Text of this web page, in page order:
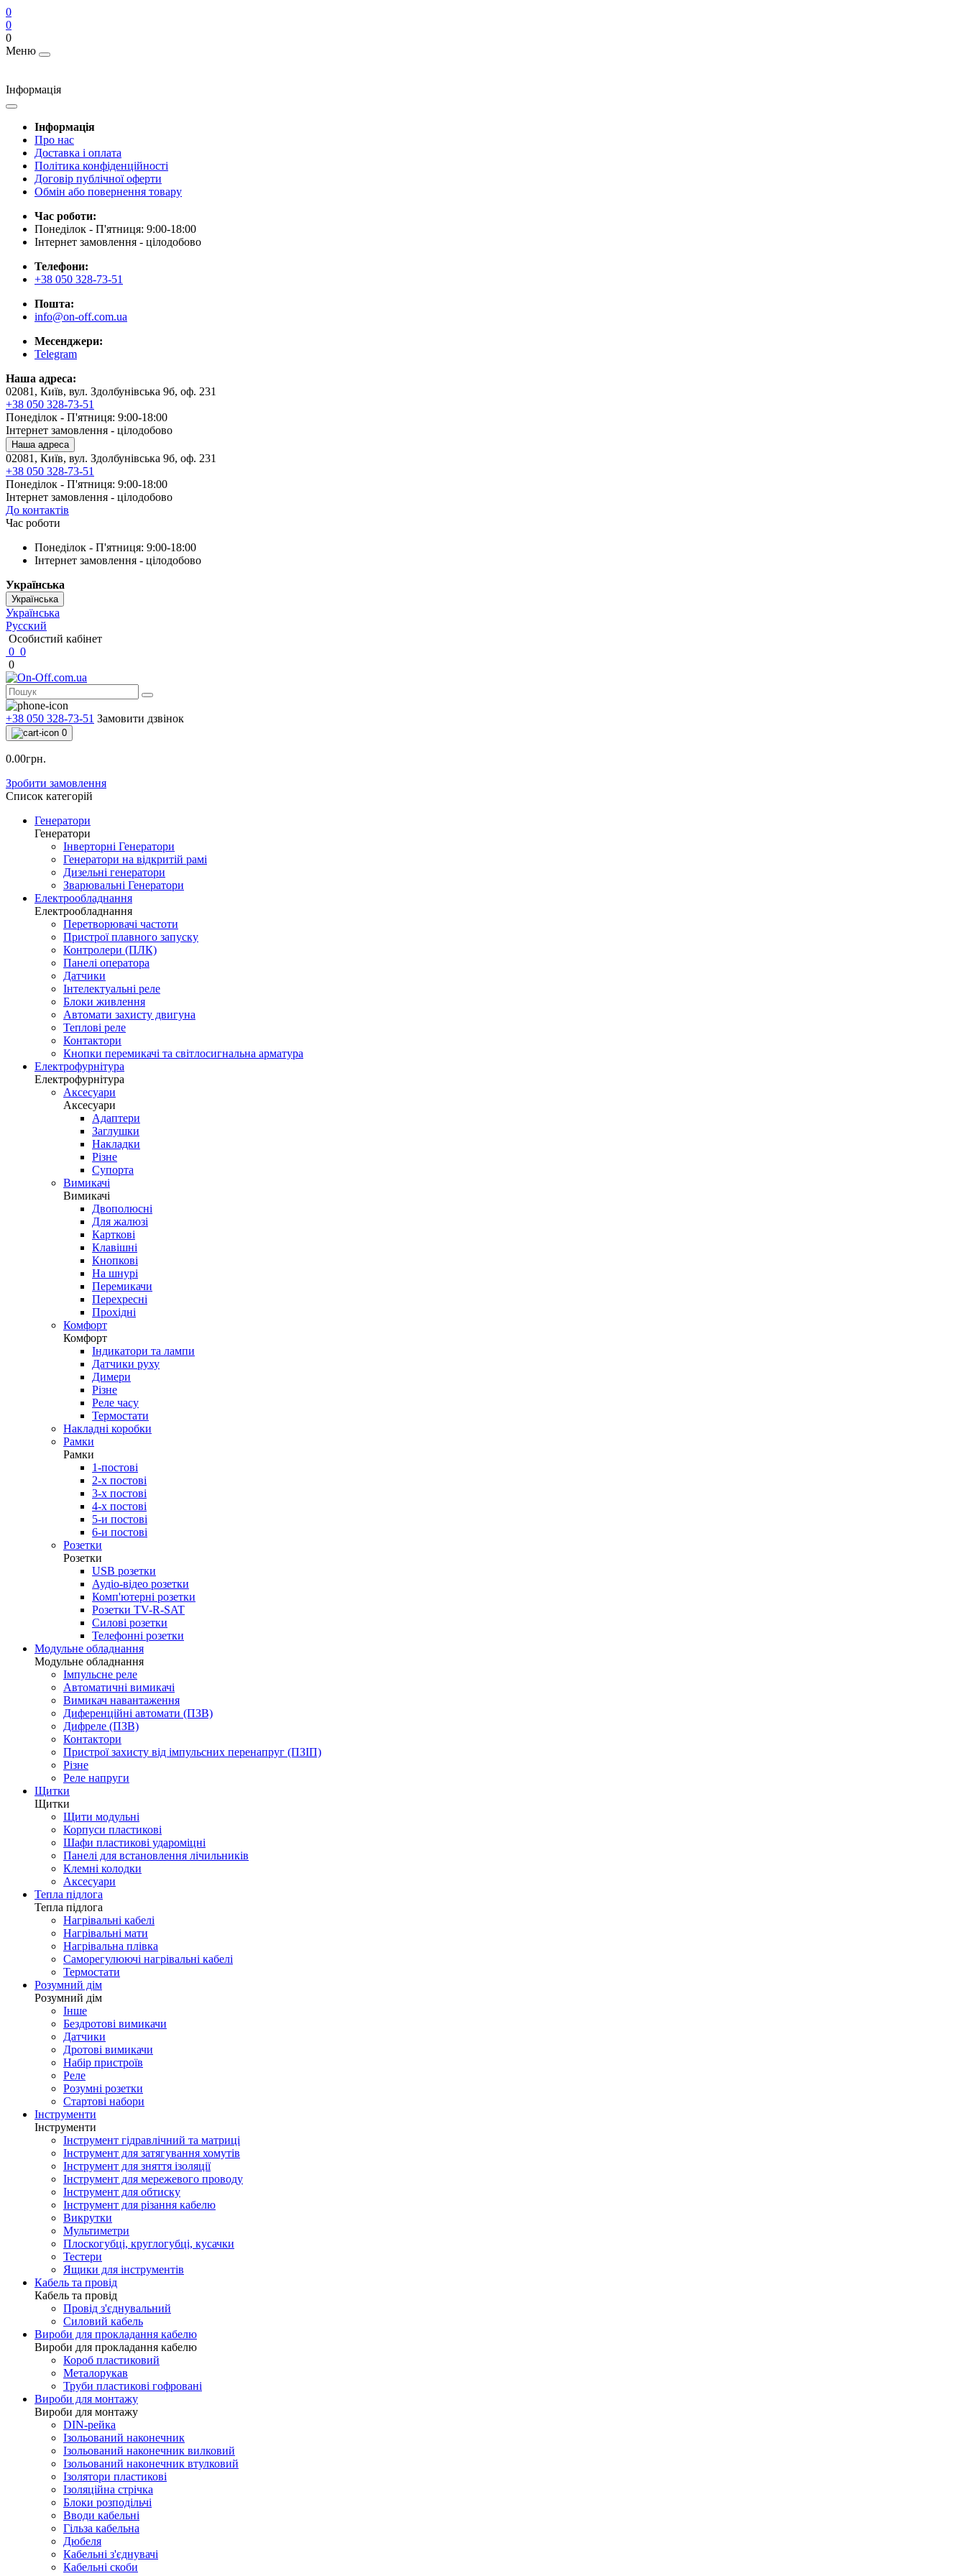
0
0
0
Меню
Інформація
Інформація
Про нас
Доставка і оплата
Політика конфіденційності
Договір публічної оферти
Обмін або повернення товару
Час роботи:
Понеділок - П'ятниця: 9:00-18:00
Інтернет замовлення - цілодобово
Телефони:
+38 050 328-73-51
Пошта:
info@on-off.com.ua
Месенджери:
Telegram
Наша адреса:
02081, Київ, вул. Здолбунівська 9б, оф. 231
+38 050 328-73-51
Понеділок - П'ятниця: 9:00-18:00
Інтернет замовлення - цілодобово
Наша адреса
02081, Київ, вул. Здолбунівська 9б, оф. 231
+38 050 328-73-51
Понеділок - П'ятниця: 9:00-18:00
Інтернет замовлення - цілодобово
До контактів
Час роботи
Понеділок - П'ятниця: 9:00-18:00
Інтернет замовлення - цілодобово
Українська
Українська
Українська
Русский
Особистий кабінет
0 0
0
+38 050 328-73-51 Замовити дзвінок
0
0.00грн.
Зробити замовлення
Список категорій
Генератори
Генератори
Інверторні Генератори
Генератори на відкритій рамі
Дизельні генератори
Зварювальні Генератори
Електрообладнання
Електрообладнання
Перетворювачі частоти
Пристрої плавного запуску
Контролери (ПЛК)
Панелі оператора
Датчики
Інтелектуальні реле
Блоки живлення
Автомати захисту двигуна
Теплові реле
Контактори
Кнопки перемикачі та світлосигнальна арматура
Електрофурнітура
Електрофурнітура
Аксесуари
Аксесуари
Адаптери
Заглушки
Накладки
Різне
Супорта
Вимикачі
Вимикачі
Двополюсні
Для жалюзі
Карткові
Клавішні
Кнопкові
На шнурі
Перемикачи
Перехресні
Прохідні
Комфорт
Комфорт
Індикатори та лампи
Датчики руху
Димери
Різне
Реле часу
Термостати
Накладні коробки
Рамки
Рамки
1-постові
2-х постові
3-х постові
4-х постові
5-и постові
6-и постові
Розетки
Розетки
USB розетки
Аудіо-відео розетки
Комп'ютерні розетки
Розетки TV-R-SAT
Силові розетки
Телефонні розетки
Модульне обладнання
Модульне обладнання
Імпульсне реле
Автоматичні вимикачі
Вимикач навантаження
Диференційні автомати (ПЗВ)
Дифреле (ПЗВ)
Контактори
Пристрої захисту від імпульсних перенапруг (ПЗІП)
Різне
Реле напруги
Щитки
Щитки
Щити модульні
Корпуси пластикові
Шафи пластикові удароміцні
Панелі для встановлення лічильників
Клемні колодки
Аксесуари
Тепла підлога
Тепла підлога
Нагрівальні кабелі
Нагрівальні мати
Нагрівальна плівка
Саморегулюючі нагрівальні кабелі
Термостати
Розумний дім
Розумний дім
Інше
Бездротові вимикачи
Датчики
Дротові вимикачи
Набір пристроїв
Реле
Розумні розетки
Стартові набори
Інструменти
Інструменти
Інструмент гідравлічний та матриці
Інструмент для затягування хомутів
Інструмент для зняття ізоляції
Інструмент для мережевого проводу
Інструмент для обтиску
Інструмент для різання кабелю
Викрутки
Мультиметри
Плоскогубці, круглогубці, кусачки
Тестери
Ящики для інструментів
Кабель та провід
Кабель та провід
Провід з'єднувальний
Силовий кабель
Вироби для прокладання кабелю
Вироби для прокладання кабелю
Короб пластиковий
Металорукав
Труби пластикові гофровані
Вироби для монтажу
Вироби для монтажу
DIN-рейка
Ізольований наконечник
Ізольований наконечник вилковий
Ізольований наконечник втулковий
Ізолятори пластикові
Ізоляційна стрічка
Блоки розподільчі
Вводи кабельні
Гільза кабельна
Дюбеля
Кабельнi з'єднувачi
Кабельні скоби